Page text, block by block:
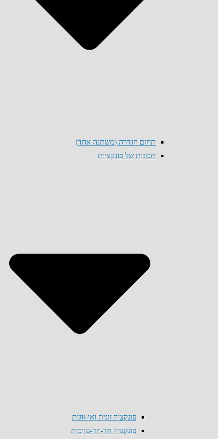
תחום הגדרה (משתנה אחד)
תכונות של פונקציות
פונקציה זוגית ואי-זוגית
פונקציה חד-חד-ערכית